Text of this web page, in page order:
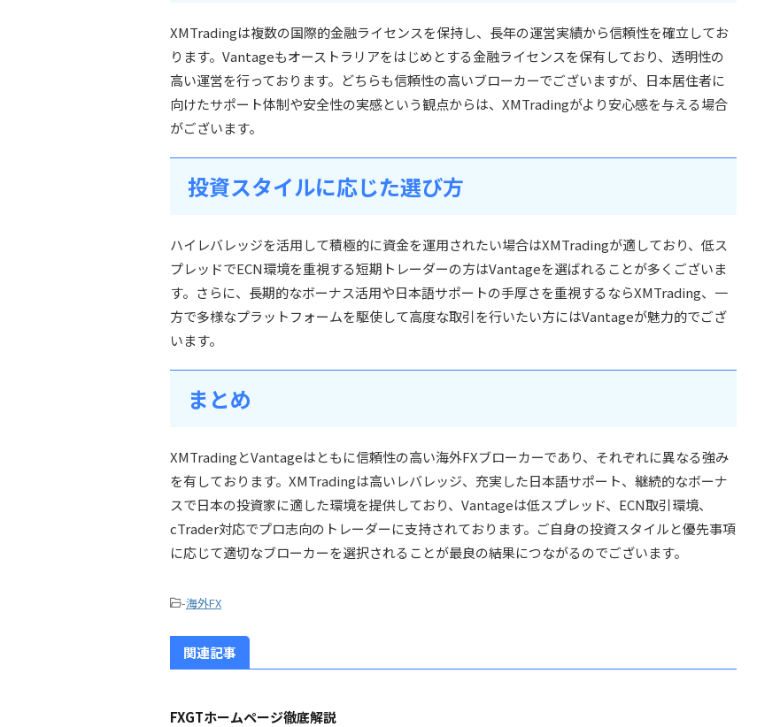
XMTradingは複数の国際的金融ライセンスを保持し、長年の運営実績から信頼性を確立してお
ります。Vantageもオーストラリアをはじめとする金融ライセンスを保有しており、透明性の
高い運営を行っております。どちらも信頼性の高いブローカーでございますが、日本居住者に
向けたサポート体制や安全性の実感という観点からは、XMTradingがより安心感を与える場合
がございます。
投資スタイルに応じた選び方
ハイレバレッジを活用して積極的に資金を運用されたい場合はXMTradingが適しており、低ス
プレッドでECN環境を重視する短期トレーダーの方はVantageを選ばれることが多くございま
す。さらに、長期的なボーナス活用や日本語サポートの手厚さを重視するならXMTrading、一
方で多様なプラットフォームを駆使して高度な取引を行いたい方にはVantageが魅力的でござ
います。
まとめ
XMTradingとVantageはともに信頼性の高い海外FXブローカーであり、それぞれに異なる強み
を有しております。XMTradingは高いレバレッジ、充実した日本語サポート、継続的なボーナ
スで日本の投資家に適した環境を提供しており、Vantageは低スプレッド、ECN取引環境、
cTrader対応でプロ志向のトレーダーに支持されております。ご自身の投資スタイルと優先事項
に応じて適切なブローカーを選択されることが最良の結果につながるのでございます。
-海外FX
関連記事
FXGTホームページ徹底解説